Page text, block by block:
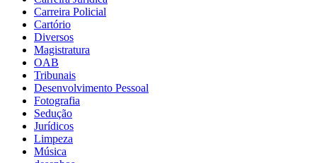
Carreira Policial
Cartório
Diversos
Magistratura
OAB
Tribunais
Desenvolvimento Pessoal
Fotografia
Sedução
Jurídicos
Limpeza
Música